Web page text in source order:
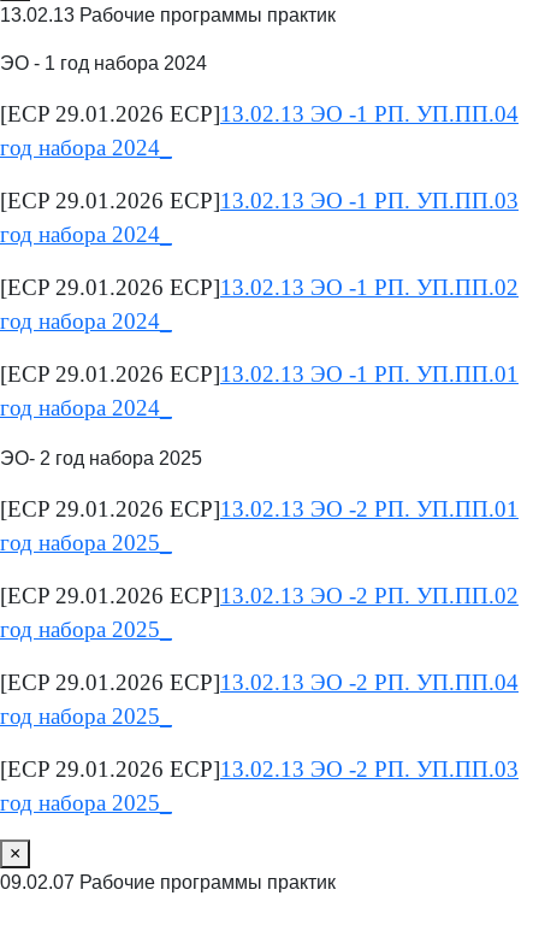
13.02.13 Рабочие программы практик
ЭО - 1 год набора 2024
[ECP 29.01.2026 ECP]13.02.13 ЭО -1 РП. УП.ПП.04
год набора 2024_
[ECP 29.01.2026 ECP]13.02.13 ЭО -1 РП. УП.ПП.03
год набора 2024_
[ECP 29.01.2026 ECP]13.02.13 ЭО -1 РП. УП.ПП.02
год набора 2024_
[ECP 29.01.2026 ECP]13.02.13 ЭО -1 РП. УП.ПП.01
год набора 2024_
ЭО- 2 год набора 2025
[ECP 29.01.2026 ECP]13.02.13 ЭО -2 РП. УП.ПП.01
год набора 2025_
[ECP 29.01.2026 ECP]13.02.13 ЭО -2 РП. УП.ПП.02
год набора 2025_
[ECP 29.01.2026 ECP]13.02.13 ЭО -2 РП. УП.ПП.04
год набора 2025_
[ECP 29.01.2026 ECP]13.02.13 ЭО -2 РП. УП.ПП.03
год набора 2025_
×
09.02.07 Рабочие программы практик